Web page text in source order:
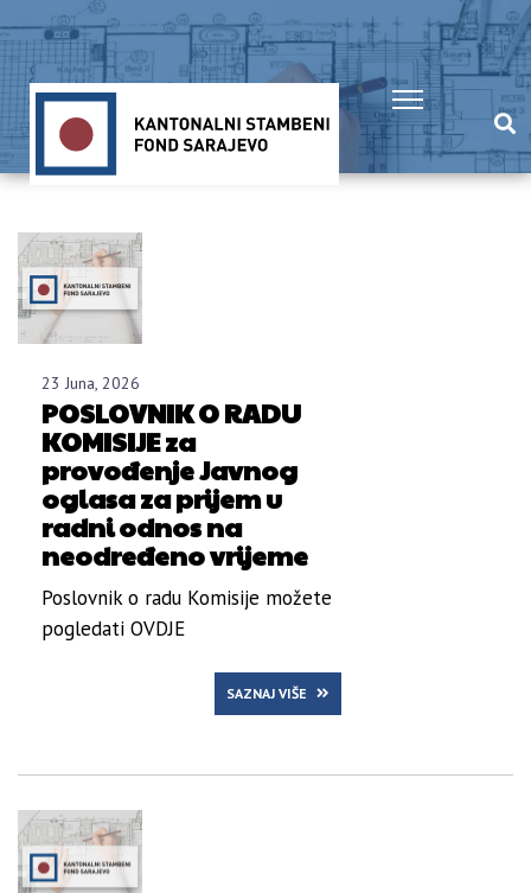
23 Juna, 2026
POSLOVNIK O RADU
KOMISIJE za
provođenje Javnog
oglasa za prijem u
radni odnos na
neodređeno vrijeme
Poslovnik o radu Komisije možete
pogledati OVDJE
SAZNAJ VIŠE